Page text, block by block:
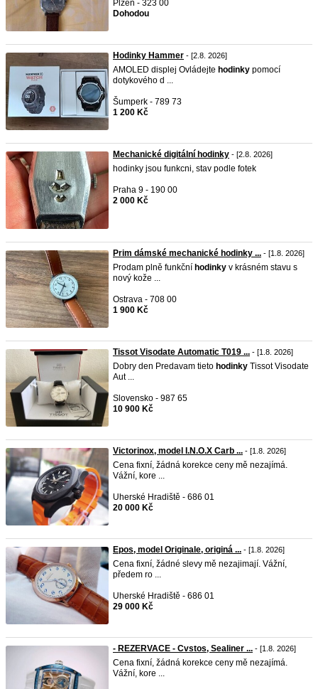
Plzeň - 323 00
Dohodou
Hodinky Hammer - [2.8. 2026]
AMOLED displej Ovládejte hodinky pomocí
dotykového d ...
Šumperk - 789 73
1 200 Kč
Mechanické digitální hodinky - [2.8. 2026]
hodinky jsou funkcni, stav podle fotek
Praha 9 - 190 00
2 000 Kč
Prim dámské mechanické hodinky ... - [1.8. 2026]
Prodam plně funkční hodinky v krásném stavu s
nový kože ...
Ostrava - 708 00
1 900 Kč
Tissot Visodate Automatic T019 ... - [1.8. 2026]
Dobry den Predavam tieto hodinky Tissot Visodate
Aut ...
Slovensko - 987 65
10 900 Kč
Victorinox, model I.N.O.X Carb ... - [1.8. 2026]
Cena fixní, žádná korekce ceny mě nezajímá.
Vážní, kore ...
Uherské Hradiště - 686 01
20 000 Kč
Epos, model Originale, originá ... - [1.8. 2026]
Cena fixní, žádné slevy mě nezajimají. Vážní,
předem ro ...
Uherské Hradiště - 686 01
29 000 Kč
- REZERVACE - Cvstos, Sealiner ... - [1.8. 2026]
Cena fixní, žádná korekce ceny mě nezajímá.
Vážní, kore ...